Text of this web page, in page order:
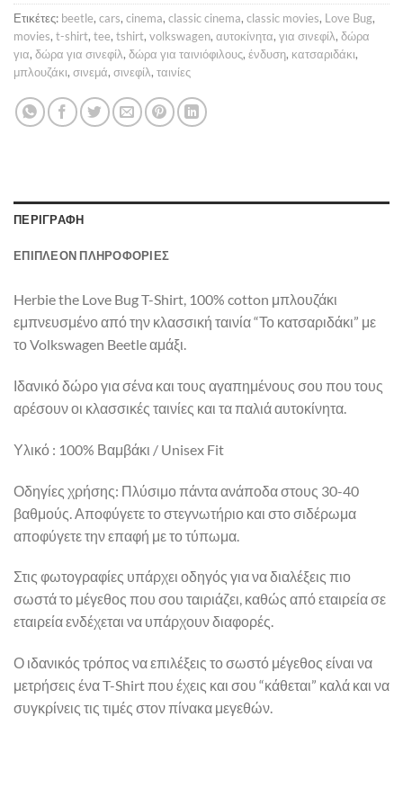
Ετικέτες: beetle, cars, cinema, classic cinema, classic movies, Love Bug,
movies, t-shirt, tee, tshirt, volkswagen, αυτοκίνητα, για σινεφίλ, δώρα
για, δώρα για σινεφίλ, δώρα για ταινιόφιλους, ένδυση, κατσαριδάκι,
μπλουζάκι, σινεμά, σινεφίλ, ταινίες
ΠΕΡΙΓΡΑΦΉ
ΕΠΙΠΛΈΟΝ ΠΛΗΡΟΦΟΡΊΕΣ
Herbie the Love Bug T-Shirt, 100% cotton μπλουζάκι
εμπνευσμένο από την κλασσική ταινία “Το κατσαριδάκι” με
το Volkswagen Beetle αμάξι.
Ιδανικό δώρο για σένα και τους αγαπημένους σου που τους
αρέσουν οι κλασσικές ταινίες και τα παλιά αυτοκίνητα.
Υλικό : 100% Βαμβάκι / Unisex Fit
Οδηγίες χρήσης: Πλύσιμο πάντα ανάποδα στους 30-40
βαθμούς. Αποφύγετε το στεγνωτήριο και στο σιδέρωμα
αποφύγετε την επαφή με το τύπωμα.
Στις φωτογραφίες υπάρχει οδηγός για να διαλέξεις πιο
σωστά το μέγεθος που σου ταιριάζει, καθώς από εταιρεία σε
εταιρεία ενδέχεται να υπάρχουν διαφορές.
Ο ιδανικός τρόπος να επιλέξεις το σωστό μέγεθος είναι να
μετρήσεις ένα T-Shirt που έχεις και σου “κάθεται” καλά και να
συγκρίνεις τις τιμές στον πίνακα μεγεθών.